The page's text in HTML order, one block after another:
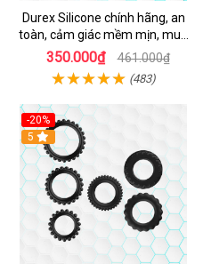
Durex Silicone chính hãng, an
toàn, cảm giác mềm mịn, mua
ngay
350.000₫ 461.000₫
(483)
-20%
Hot
5